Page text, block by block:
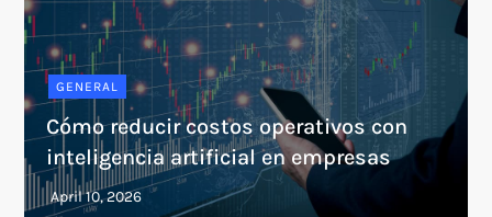
GENERAL
Cómo reducir costos operativos con
inteligencia artificial en empresas